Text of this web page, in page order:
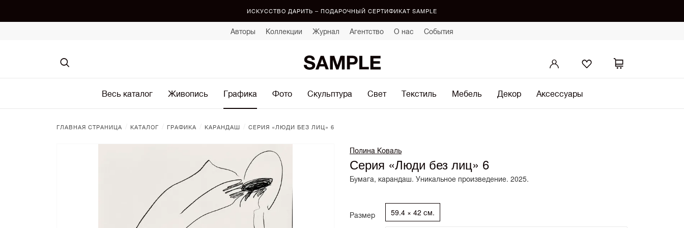
ИСКУССТВО ДАРИТЬ – ПОДАРОЧНЫЙ СЕРТИФИКАТ SAMPLE
Авторы Коллекции Журнал Агентство О нас События
Весь каталог Живопись Графика Фото Скульптура Свет Текстиль Мебель Декор Аксессуары
ГЛАВНАЯ СТРАНИЦА КАТАЛОГ ГРАФИКА КАРАНДАШ СЕРИЯ «ЛЮДИ БЕЗ ЛИЦ» 6
Полина Коваль
Серия «Люди без лиц» 6
Бумага, карандаш. Уникальное произведение. 2025.
Размер 59.4 × 42 см.